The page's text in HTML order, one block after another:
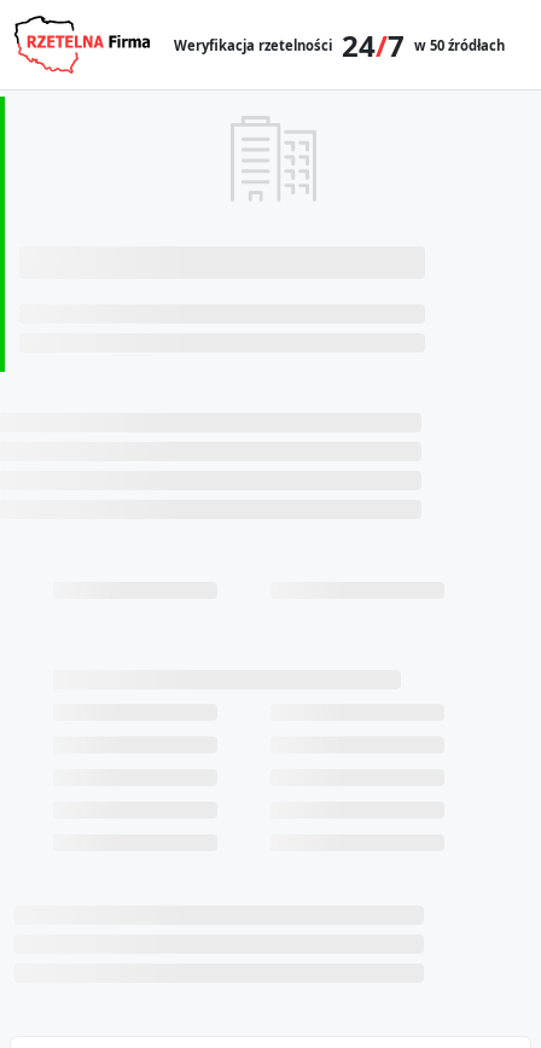
Weryfikacja rzetelności 24/7 w 50 źródłach